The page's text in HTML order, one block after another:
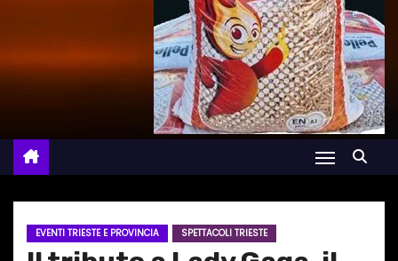
EVENTI TRIESTE E PROVINCIA SPETTACOLI TRIESTE